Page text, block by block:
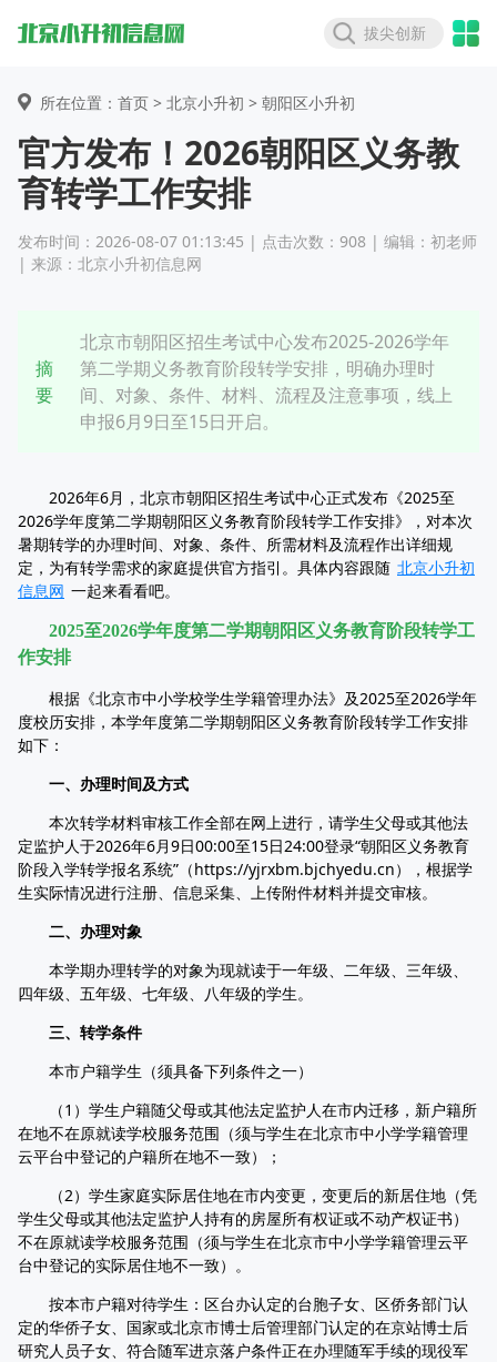
拔尖创新
所在位置：首页 > 北京小升初 > 朝阳区小升初
官方发布！2026朝阳区义务教
育转学工作安排
发布时间：2026-08-07 01:13:45 | 点击次数：908 | 编辑：初老师
| 来源：北京小升初信息网
摘
要
北京市朝阳区招生考试中心发布2025-2026学年
第二学期义务教育阶段转学安排，明确办理时
间、对象、条件、材料、流程及注意事项，线上
申报6月9日至15日开启。
2026年6月，北京市朝阳区招生考试中心正式发布《2025至
2026学年度第二学期朝阳区义务教育阶段转学工作安排》，对本次
暑期转学的办理时间、对象、条件、所需材料及流程作出详细规
定，为有转学需求的家庭提供官方指引。具体内容跟随 北京小升初
信息网 一起来看看吧。
2025至2026学年度第二学期朝阳区义务教育阶段转学工
作安排
根据《北京市中小学校学生学籍管理办法》及2025至2026学年
度校历安排，本学年度第二学期朝阳区义务教育阶段转学工作安排
如下：
一、办理时间及方式
本次转学材料审核工作全部在网上进行，请学生父母或其他法
定监护人于2026年6月9日00:00至15日24:00登录“朝阳区义务教育
阶段入学转学报名系统”（https://yjrxbm.bjchyedu.cn），根据学
生实际情况进行注册、信息采集、上传附件材料并提交审核。
二、办理对象
本学期办理转学的对象为现就读于一年级、二年级、三年级、
四年级、五年级、七年级、八年级的学生。
三、转学条件
本市户籍学生（须具备下列条件之一）
（1）学生户籍随父母或其他法定监护人在市内迁移，新户籍所
在地不在原就读学校服务范围（须与学生在北京市中小学学籍管理
云平台中登记的户籍所在地不一致）；
（2）学生家庭实际居住地在市内变更，变更后的新居住地（凭
学生父母或其他法定监护人持有的房屋所有权证或不动产权证书）
不在原就读学校服务范围（须与学生在北京市中小学学籍管理云平
台中登记的实际居住地不一致）。
按本市户籍对待学生：区台办认定的台胞子女、区侨务部门认
定的华侨子女、国家或北京市博士后管理部门认定的在京站博士后
研究人员子女、符合随军进京落户条件正在办理随军手续的现役军